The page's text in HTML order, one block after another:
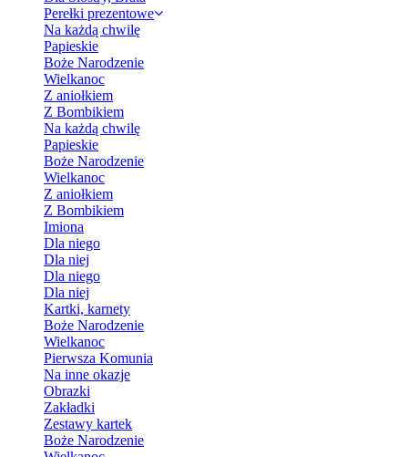
Perełki prezentowe
Na każdą chwilę
Papieskie
Boże Narodzenie
Wielkanoc
Z aniołkiem
Z Bombikiem
Na każdą chwilę
Papieskie
Boże Narodzenie
Wielkanoc
Z aniołkiem
Z Bombikiem
Imiona
Dla niego
Dla niej
Dla niego
Dla niej
Kartki, karnety
Boże Narodzenie
Wielkanoc
Pierwsza Komunia
Na inne okazje
Obrazki
Zakładki
Zestawy kartek
Boże Narodzenie